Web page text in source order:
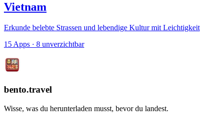
Vietnam
Erkunde belebte Strassen und lebendige Kultur mit Leichtigkeit
15 Apps · 8 unverzichtbar
bento.travel
Wisse, was du herunterladen musst, bevor du landest.